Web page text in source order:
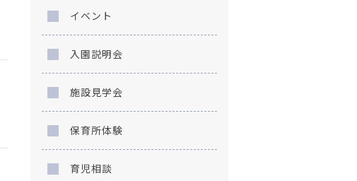
イベント
入園説明会
施設見学会
保育所体験
育児相談